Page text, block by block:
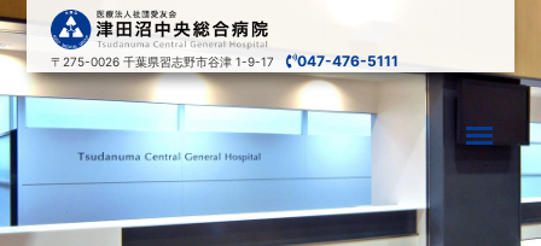
〒275-0026千葉県習志野市谷津 1-9-17 047-476-5111